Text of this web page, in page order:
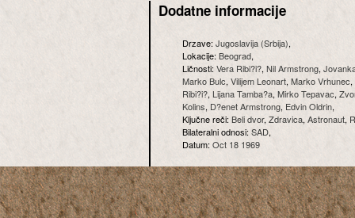
Dodatne informacije
Drzave:Jugoslavija (Srbija),
Lokacije:Beograd,
Ličnosti:Vera Ribi?i?, Nil Armstrong,
Marko Bulc, Vilijem Leonart, Marko Vrhunec,
Ribi?i?, Lijana Tamba?a, Mirko Tepavac,
Kolins, D?enet Armstrong, Edvin Oldrin,
Ključne reči:Beli dvor, Zdravica, Astronaut,
Bilateralni odnosi:SAD,
Datum:Oct 18 1969